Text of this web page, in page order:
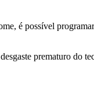
é possível
prematuro do